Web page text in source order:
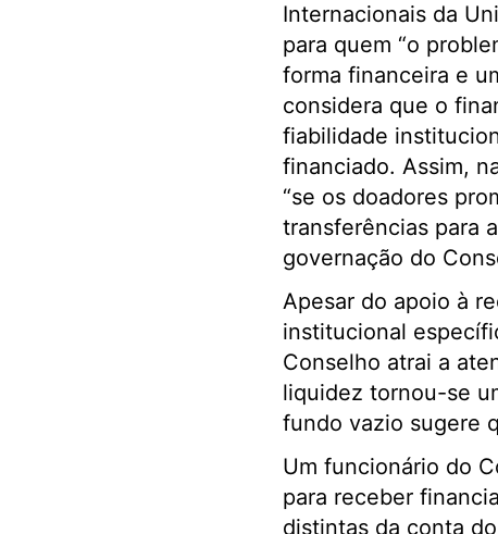
Internacionais da
para quem “o
forma financeira e
considera que o
fiabilidade
financiado. Assim,
“se os doadores
transferências para
governação do
Apesar do apoio à
institucional
Conselho atrai a
liquidez tornou-se
fundo vazio sugere
Um funcionário do
para receber
distintas da conta